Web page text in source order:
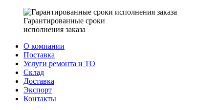
Гарантированные сроки
исполнения заказа
О компании
Поставка
Услуги ремонта и ТО
Склад
Доставка
Экспорт
Контакты